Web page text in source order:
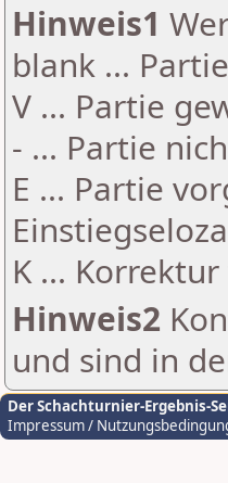
Hinweis1
blank ...
V ... Partie
- ... Partie
E ... Partie
K ...
Hinweis2
und sind in
Der Schachturnier-Ergebnis-
Impressum /